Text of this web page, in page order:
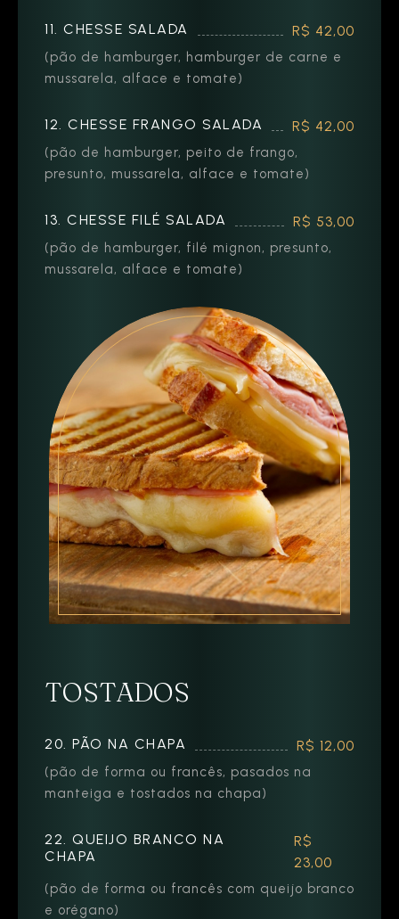
11. CHESSE SALADA R$ 42,00
(pão de hamburger, hamburger de carne e
mussarela, alface e tomate)
12. CHESSE FRANGO SALADA R$ 42,00
(pão de hamburger, peito de frango,
presunto, mussarela, alface e tomate)
13. CHESSE FILÉ SALADA R$ 53,00
(pão de hamburger, filé mignon, presunto,
mussarela, alface e tomate)
TOSTADOS
20. PÃO NA CHAPA R$ 12,00
(pão de forma ou francês, pasados na
manteiga e tostados na chapa)
22. QUEIJO BRANCO NA
CHAPA
R$
23,00
(pão de forma ou francês com queijo branco
e orégano)